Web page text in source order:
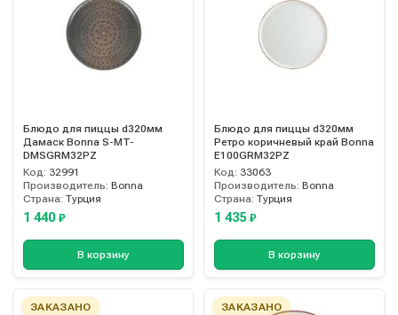
Блюдо для пиццы d320мм
Дамаск Bonna S-MT-
DMSGRM32PZ
Код: 32991
Производитель: Bonna
Страна: Турция
1 440 ₽
В корзину
Блюдо для пиццы d320мм
Ретро коричневый край Bonna
E100GRM32PZ
Код: 33063
Производитель: Bonna
Страна: Турция
1 435 ₽
В корзину
ЗАКАЗАНО ЗАКАЗАНО